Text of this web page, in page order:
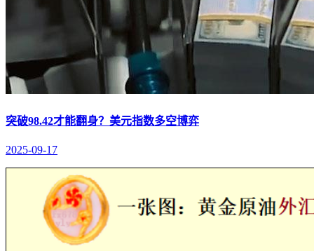
突破98.42才能翻身？美元指数多空博弈
2025-09-17